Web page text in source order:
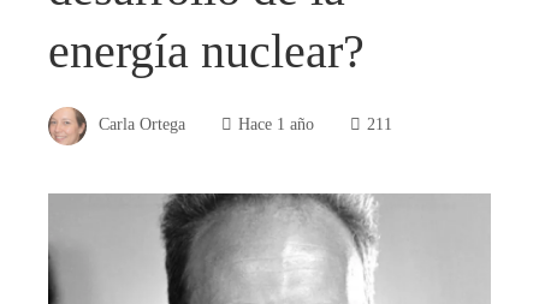
energía nuclear?
Carla Ortega Hace 1 año 211